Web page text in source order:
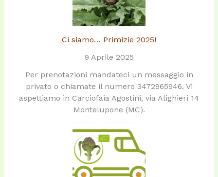
Ci siamo… Primizie 2025!
9 Aprile 2025
Per prenotazioni mandateci un messaggio in
privato o chiamate il numero 3472965946. Vi
aspettiamo in Carciofaia Agostini, via Alighieri 14
Montelupone (MC).